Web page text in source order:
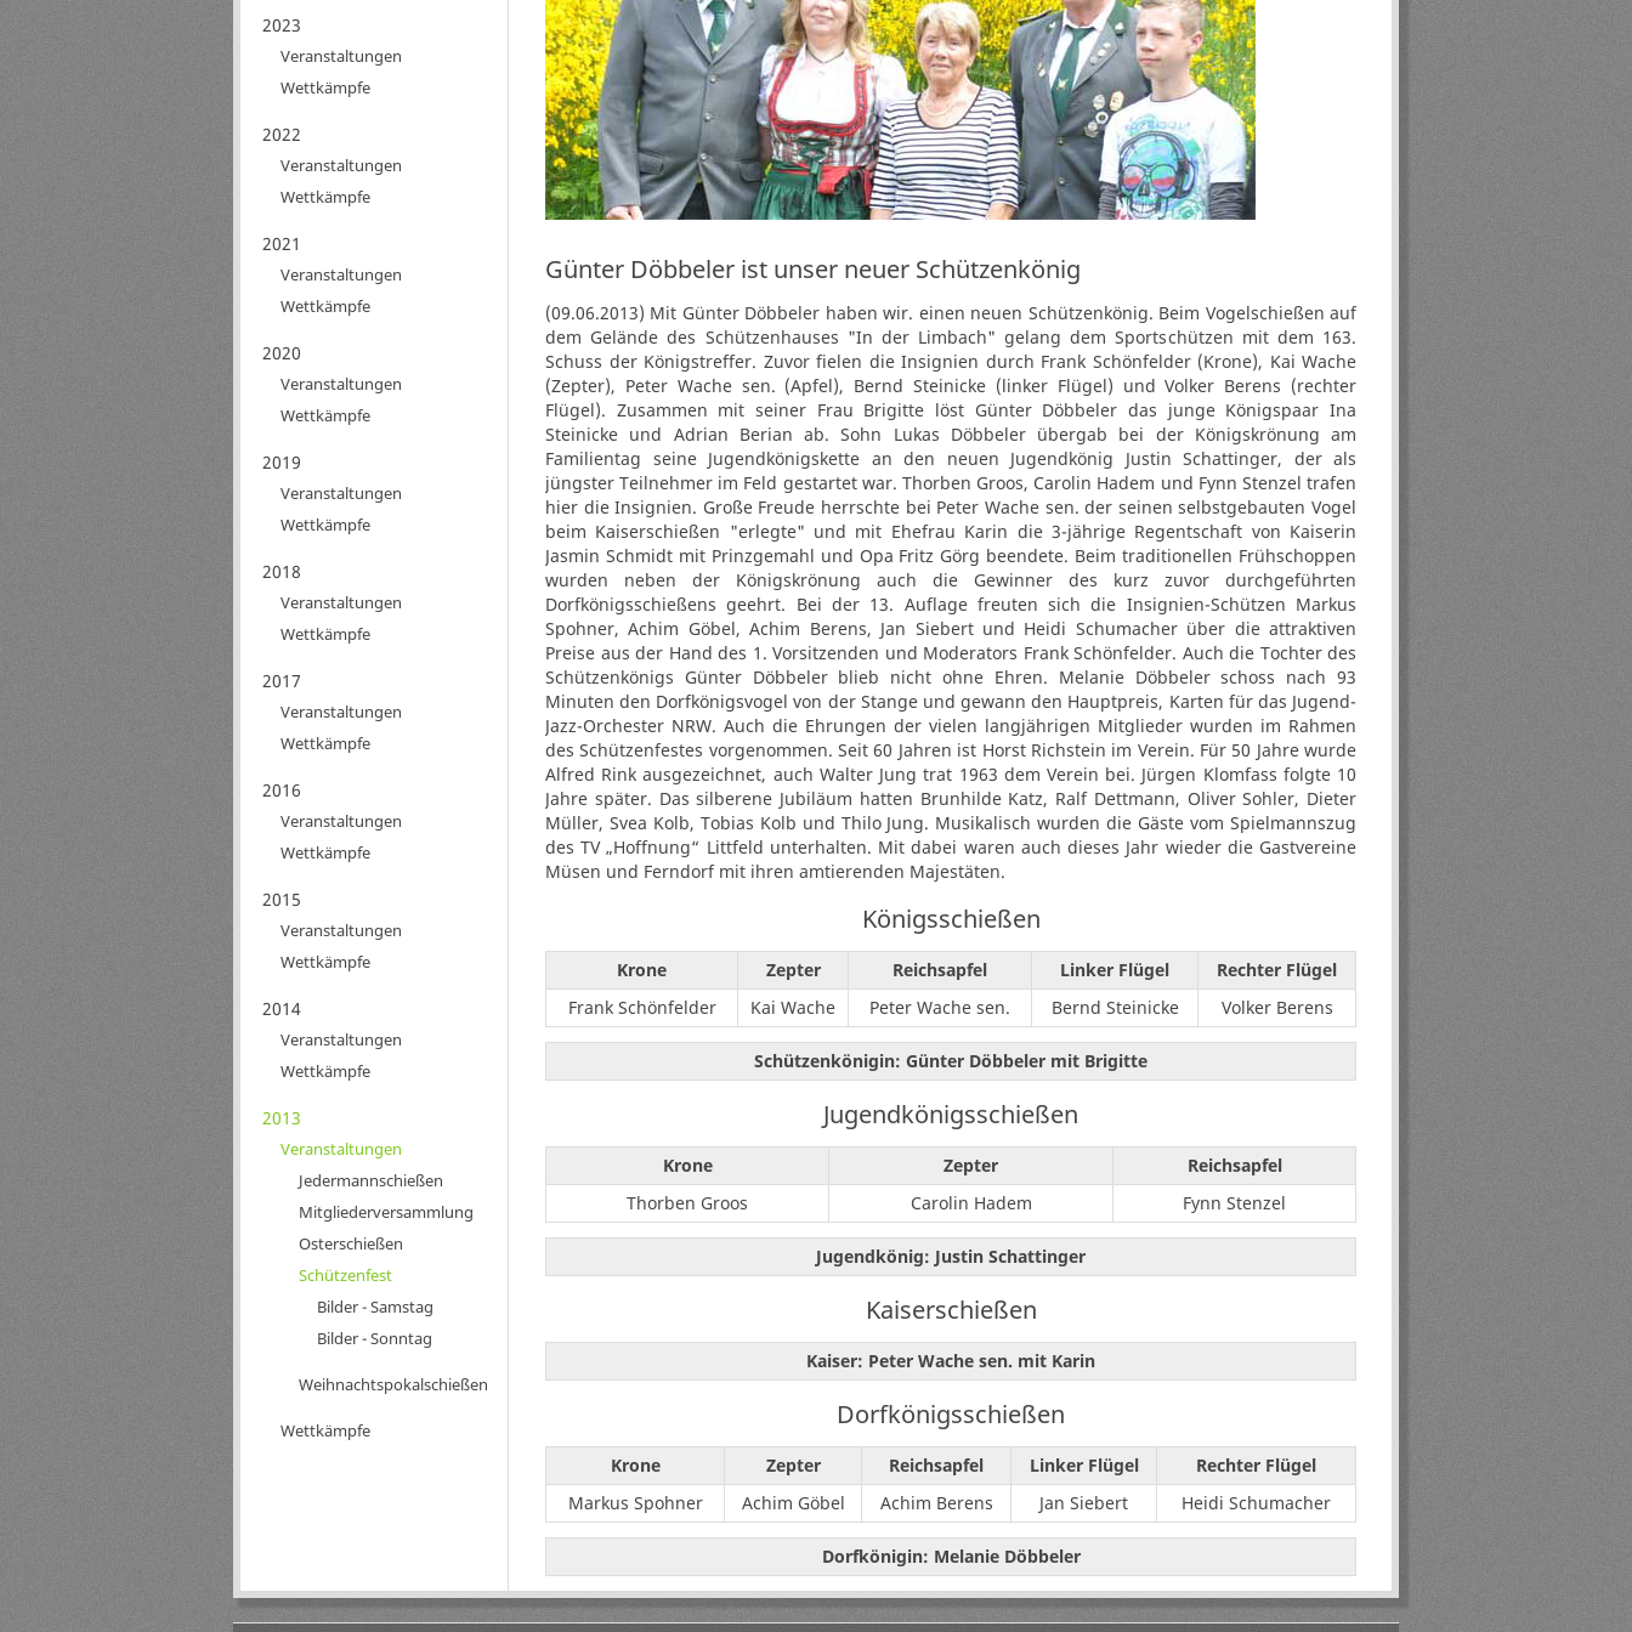
Günter Döbbeler ist unser neuer Schützenkönig
(09.06.2013) Mit Günter Döbbeler haben wir. einen neuen Schützenkönig. Beim Vogelschießen auf
dem Gelände des Schützenhauses "In der Limbach" gelang dem Sportschützen mit dem 163.
Schuss der Königstreffer. Zuvor fielen die Insignien durch Frank Schönfelder (Krone), Kai Wache
(Zepter), Peter Wache sen. (Apfel), Bernd Steinicke (linker Flügel) und Volker Berens (rechter
Flügel). Zusammen mit seiner Frau Brigitte löst Günter Döbbeler das junge Königspaar Ina
Steinicke und Adrian Berian ab. Sohn Lukas Döbbeler übergab bei der Königskrönung am
Familientag seine Jugendkönigskette an den neuen Jugendkönig Justin Schattinger, der als
jüngster Teilnehmer im Feld gestartet war. Thorben Groos, Carolin Hadem und Fynn Stenzel trafen
hier die Insignien. Große Freude herrschte bei Peter Wache sen. der seinen selbstgebauten Vogel
beim Kaiserschießen "erlegte" und mit Ehefrau Karin die 3-jährige Regentschaft von Kaiserin
Jasmin Schmidt mit Prinzgemahl und Opa Fritz Görg beendete. Beim traditionellen Frühschoppen
wurden neben der Königskrönung auch die Gewinner des kurz zuvor durchgeführten
Dorfkönigsschießens geehrt. Bei der 13. Auflage freuten sich die Insignien-Schützen Markus
Spohner, Achim Göbel, Achim Berens, Jan Siebert und Heidi Schumacher über die attraktiven
Preise aus der Hand des 1. Vorsitzenden und Moderators Frank Schönfelder. Auch die Tochter des
Schützenkönigs Günter Döbbeler blieb nicht ohne Ehren. Melanie Döbbeler schoss nach 93
Minuten den Dorfkönigsvogel von der Stange und gewann den Hauptpreis, Karten für das Jugend-
Jazz-Orchester NRW. Auch die Ehrungen der vielen langjährigen Mitglieder wurden im Rahmen
des Schützenfestes vorgenommen. Seit 60 Jahren ist Horst Richstein im Verein. Für 50 Jahre wurde
Alfred Rink ausgezeichnet, auch Walter Jung trat 1963 dem Verein bei. Jürgen Klomfass folgte 10
Jahre später. Das silberene Jubiläum hatten Brunhilde Katz, Ralf Dettmann, Oliver Sohler, Dieter
Müller, Svea Kolb, Tobias Kolb und Thilo Jung. Musikalisch wurden die Gäste vom Spielmannszug
des TV „Hoffnung“ Littfeld unterhalten. Mit dabei waren auch dieses Jahr wieder die Gastvereine
Müsen und Ferndorf mit ihren amtierenden Majestäten.
Königsschießen
Krone Zepter Reichsapfel Linker Flügel
Rechter Flügel
Frank Schönfelder
Kai Wache Peter Wache sen. Bernd Steinicke Volker Berens
Schützenkönigin: Günter Döbbeler mit Brigitte
Jugendkönigsschießen
Krone Zepter
Reichsapfel
Thorben Groos
Carolin Hadem Fynn Stenzel
Jugendkönig: Justin Schattinger
Kaiserschießen
Kaiser: Peter Wache sen. mit Karin
Dorfkönigsschießen
Krone Zepter Reichsapfel Linker Flügel
Rechter Flügel
Markus Spohner
Achim Göbel Achim Berens Jan Siebert Heidi Schumacher
Dorfkönigin: Melanie Döbbeler
2023
Veranstaltungen
Wettkämpfe
2022
Veranstaltungen
Wettkämpfe
2021
Veranstaltungen
Wettkämpfe
2020
Veranstaltungen
Wettkämpfe
2019
Veranstaltungen
Wettkämpfe
2018
Veranstaltungen
Wettkämpfe
2017
Veranstaltungen
Wettkämpfe
2016
Veranstaltungen
Wettkämpfe
2015
Veranstaltungen
Wettkämpfe
2014
Veranstaltungen
Wettkämpfe
2013
Veranstaltungen
Jedermannschießen
Mitgliederversammlung
Osterschießen
Schützenfest
Bilder - Samstag
Bilder - Sonntag
Weihnachtspokalschießen
Wettkämpfe